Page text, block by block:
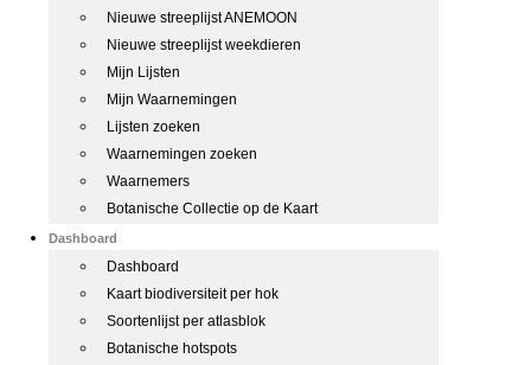
Nieuwe streeplijst ANEMOON
Nieuwe streeplijst weekdieren
Mijn Lijsten
Mijn Waarnemingen
Lijsten zoeken
Waarnemingen zoeken
Waarnemers
Botanische Collectie op de Kaart
Dashboard
Dashboard
Kaart biodiversiteit per hok
Soortenlijst per atlasblok
Botanische hotspots